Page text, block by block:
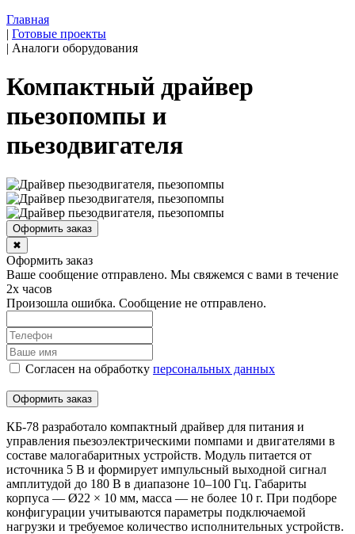
Главная
| Готовые проекты
| Аналоги оборудования
Компактный драйвер
пьезопомпы и
пьезодвигателя
Оформить заказ
✖
Оформить заказ
Ваше сообщение отправлено. Мы свяжемся с вами в течение
2х часов
Произошла ошибка. Сообщение не отправлено.
Согласен на обработку персональныx данных
Оформить заказ
КБ-78 разработало компактный драйвер для питания и
управления пьезоэлектрическими помпами и двигателями в
составе малогабаритных устройств. Модуль питается от
источника 5 В и формирует импульсный выходной сигнал
амплитудой до 180 В в диапазоне 10–100 Гц. Габариты
корпуса — Ø22 × 10 мм, масса — не более 10 г. При подборе
конфигурации учитываются параметры подключаемой
нагрузки и требуемое количество исполнительных устройств.